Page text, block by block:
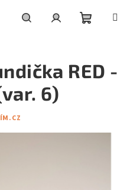
košík
RED -
6)